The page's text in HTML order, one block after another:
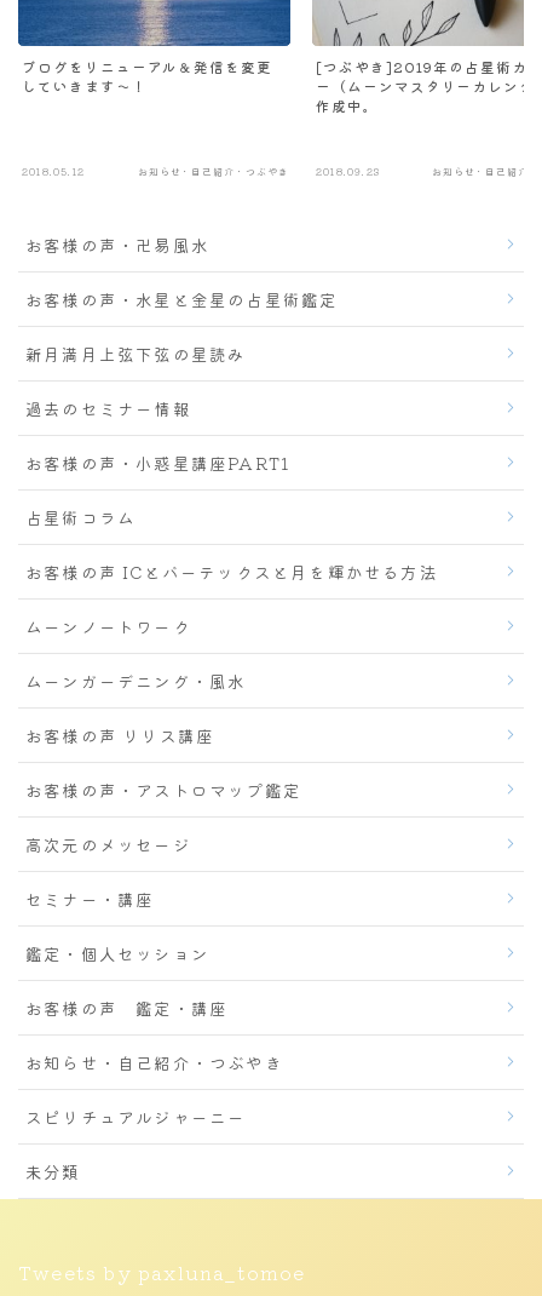
ブログをリニューアル＆発信を変更
していきます～！
2018.05.12 お知らせ・自己紹介・つぶやき
[つぶやき]2019年の占星術カ
ー（ムーンマスタリーカレンダ
作成中。
2018.09.23 お知らせ・自己紹介
お客様の声・卍易風水
お客様の声・水星と金星の占星術鑑定
新月満月上弦下弦の星読み
過去のセミナー情報
お客様の声・小惑星講座PART1
占星術コラム
お客様の声 ICとバーテックスと月を輝かせる方法
ムーンノートワーク
ムーンガーデニング・風水
お客様の声 リリス講座
お客様の声・アストロマップ鑑定
高次元のメッセージ
セミナー・講座
鑑定・個人セッション
お客様の声 鑑定・講座
お知らせ・自己紹介・つぶやき
スピリチュアルジャーニー
未分類
Tweets by paxluna_tomoe